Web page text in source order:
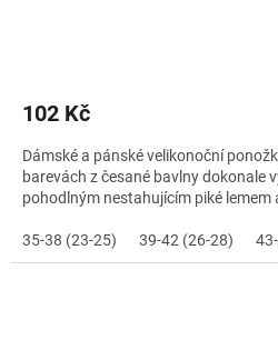
102 Kč
Dámské a pánské velikonoční
barevách z česané bavlny dokonale
pohodlným nestahujícím piké
35-38 (23-25) 39-42 (26-28)